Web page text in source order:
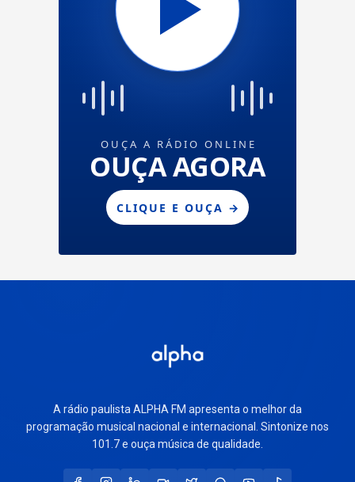
A rádio paulista ALPHA FM apresenta o melhor da
programação musical nacional e internacional. Sintonize nos
101.7 e ouça música de qualidade.